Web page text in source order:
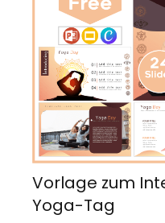
Vorlage zum
Yoga-Tag